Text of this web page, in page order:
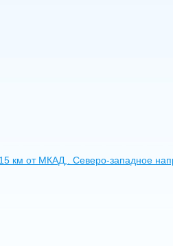
км от МКАД,. Северо-западное